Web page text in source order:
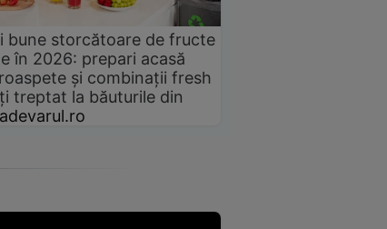
bune storcătoare de fructe
în 2026: prepari acasă
și combinații fresh
treptat la băuturile din
adevarul.ro